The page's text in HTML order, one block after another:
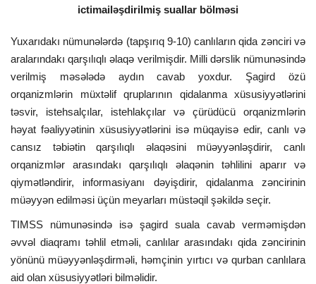
ictimailəşdirilmiş suallar bölməsi
Yuxarıdakı nümunələrdə (tapşırıq 9-10) canlıların qida zənciri və
aralarındakı qarşılıqlı əlaqə verilmişdir. Milli dərslik nümunəsində
verilmiş məsələdə aydın cavab yoxdur. Şagird özü
orqanizmlərin müxtəlif qruplarının qidalanma xüsusiyyətlərini
təsvir, istehsalçılar, istehlakçılar və çürüdücü orqanizmlərin
həyat fəaliyyətinin xüsusiyyətlərini isə müqayisə edir, canlı və
cansız təbiətin qarşılıqlı əlaqəsini müəyyənləşdirir, canlı
orqanizmlər arasındakı qarşılıqlı əlaqənin təhlilini aparır və
qiymətləndirir, informasiyanı dəyişdirir, qidalanma zəncirinin
müəyyən edilməsi üçün meyarları müstəqil şəkildə seçir.
TIMSS nümunəsində isə şagird suala cavab verməmişdən
əvvəl diaqramı təhlil etməli, canlılar arasındakı qida zəncirinin
yönünü müəyyənləşdirməli, həmçinin yırtıcı və qurban canlılara
aid olan xüsusiyyətləri bilməlidir.